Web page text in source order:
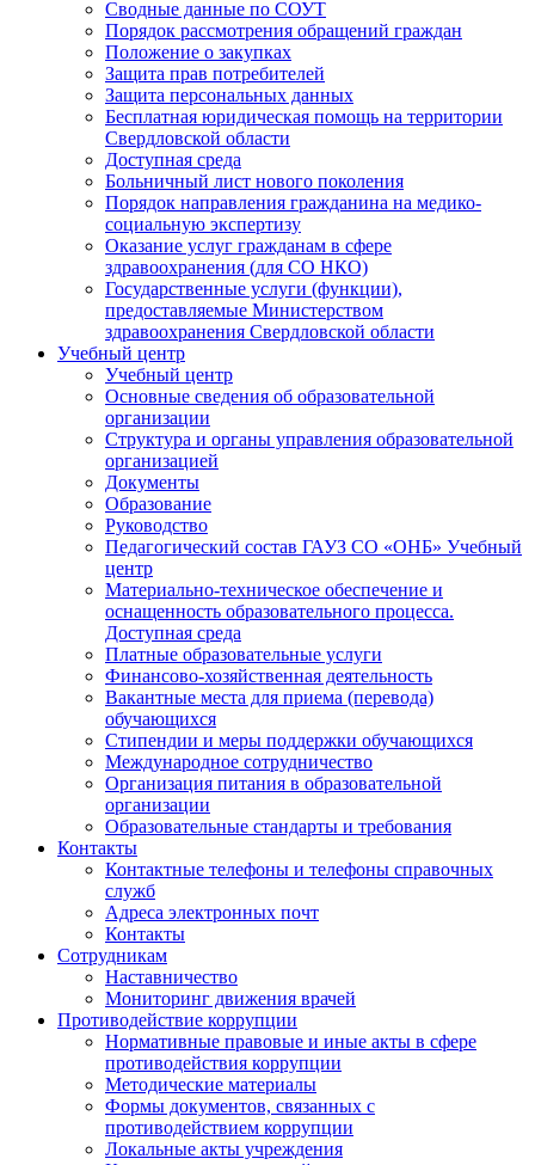
Сводные данные по СОУТ
Порядок рассмотрения обращений граждан
Положение о закупках
Защита прав потребителей
Защита персональных данных
Бесплатная юридическая помощь на территории
Свердловской области
Доступная среда
Больничный лист нового поколения
Порядок направления гражданина на медико-
социальную экспертизу
Оказание услуг гражданам в сфере
здравоохранения (для СО НКО)
Государственные услуги (функции),
предоставляемые Министерством
здравоохранения Свердловской области
Учебный центр
Учебный центр
Основные сведения об образовательной
организации
Структура и органы управления образовательной
организацией
Документы
Образование
Руководство
Педагогический состав ГАУЗ СО «ОНБ» Учебный
центр
Материально-техническое обеспечение и
оснащенность образовательного процесса.
Доступная среда
Платные образовательные услуги
Финансово-хозяйственная деятельность
Вакантные места для приема (перевода)
обучающихся
Стипендии и меры поддержки обучающихся
Международное сотрудничество
Организация питания в образовательной
организации
Образовательные стандарты и требования
Контакты
Контактные телефоны и телефоны справочных
служб
Адреса электронных почт
Контакты
Сотрудникам
Наставничество
Мониторинг движения врачей
Противодействие коррупции
Нормативные правовые и иные акты в сфере
противодействия коррупции
Методические материалы
Формы документов, связанных с
противодействием коррупции
Локальные акты учреждения